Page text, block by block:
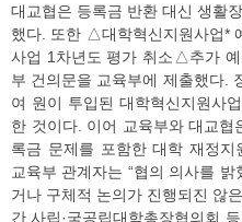
대교협은 등록금 반환 대신 생활
했다. 또한 △대학혁신지원사업*
사업 1차년도 평가 취소△추가
부 건의문을 교육부에 제출했다.
여 원이 투입된 대학혁신지원사
한 것이다. 이어 교육부와 대교
록금 문제를 포함한 대학 재정
교육부 관계자는 “협의 의사를
거나 구체적 논의가 진행되진 않
간 사립·국공립대학총장협의회